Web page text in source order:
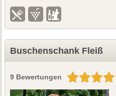
Buschenschank Fleiß
9 Bewertungen